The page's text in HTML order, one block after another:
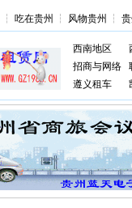
┆ 吃在贵州 ┆ 风物贵州 ┆
西南地区
招商与网络
遵义租车